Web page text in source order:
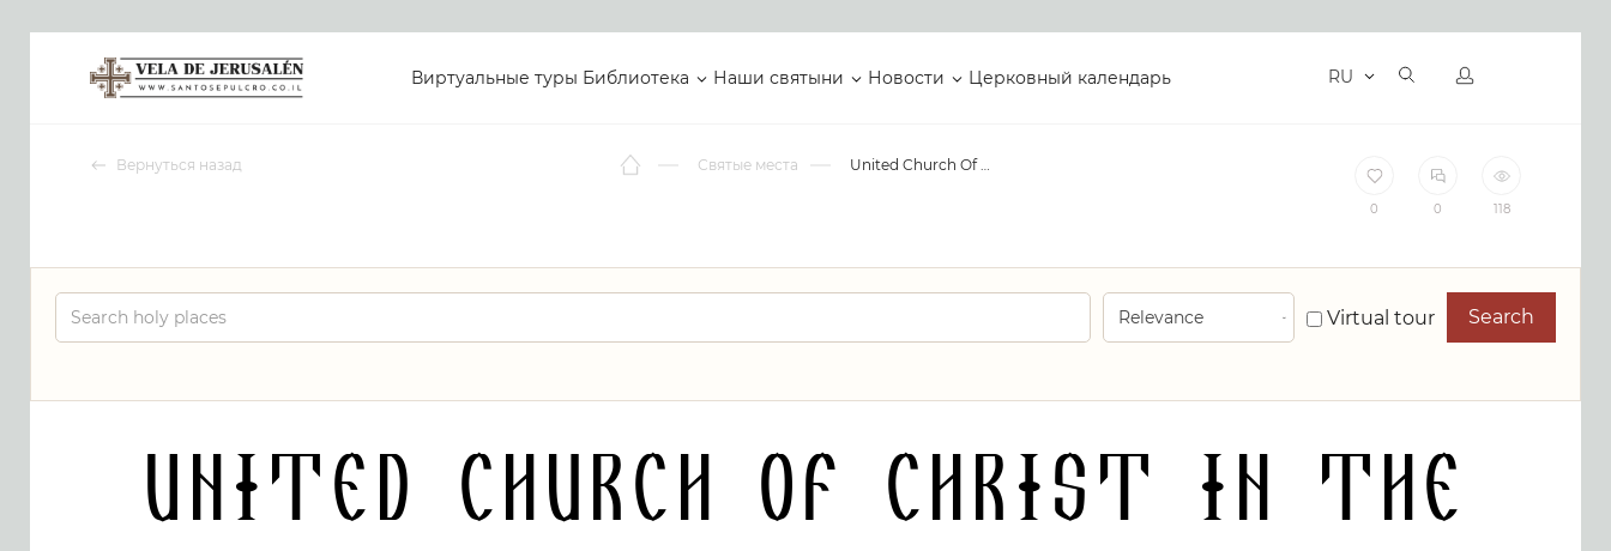
Виртуальные туры Библиотека Наши святыни Новости Церковный календарь RU
Вернуться назад Святые места United Church Of Christ In The Philippines- WCLC
0 0 118
Virtual tour Search
United Church Of Christ In The